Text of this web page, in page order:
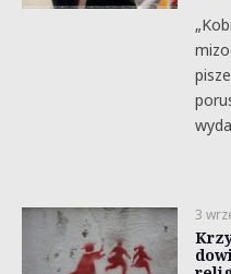
3